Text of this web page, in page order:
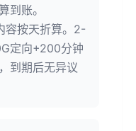
到账。
容按天折算。2-
定向+200分钟
到期后无异议